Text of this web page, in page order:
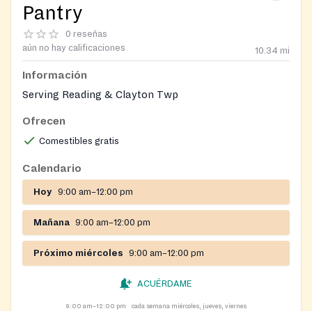
Pantry
0 reseñas
aún no hay calificaciones
10.34 mi
Información
Serving Reading & Clayton Twp
Ofrecen
Comestibles gratis
Calendario
Hoy 9:00 am–12:00 pm
Mañana 9:00 am–12:00 pm
Próximo miércoles 9:00 am–12:00 pm
ACUÉRDAME
9:00 am–12:00 pm cada semana miércoles, jueves, viernes